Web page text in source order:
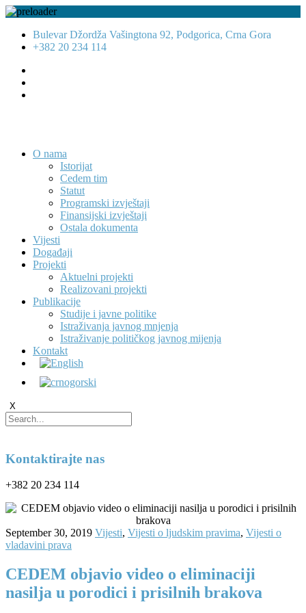
Bulevar Džordža Vašingtona 92, Podgorica, Crna Gora
+382 20 234 114
O nama
Istorijat
Cedem tim
Statut
Programski izvještaji
Finansijski izvještaji
Ostala dokumenta
Vijesti
Događaji
Projekti
Aktuelni projekti
Realizovani projekti
Publikacije
Studije i javne politike
Istraživanja javnog mnjenja
Istraživanje političkog javnog mijenja
Kontakt
X
Kontaktirajte nas
+382 20 234 114
September 30, 2019 Vijesti, Vijesti o ljudskim pravima, Vijesti o
vladavini prava
CEDEM objavio video o eliminaciji
nasilja u porodici i prisilnih brakova